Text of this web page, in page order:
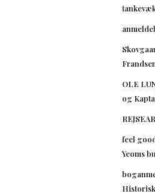
OLE
og
feel
Yeoms